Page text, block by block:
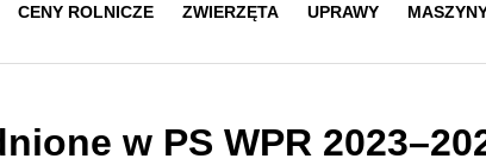
CENY ROLNICZE ZWIERZĘTA UPRAWY
w PS WPR